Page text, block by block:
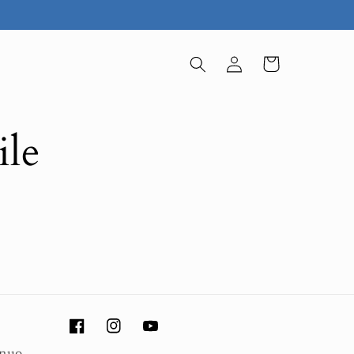
Iniciar
sesión
Carrito
FacebookInstagramYouTube